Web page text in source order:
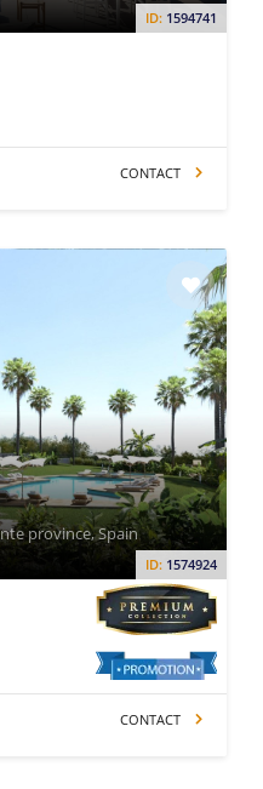
ID: 1594741
CONTACT
ID: 1574924
province, Spain
CONTACT